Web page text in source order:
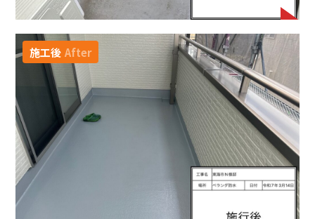
施工後 After